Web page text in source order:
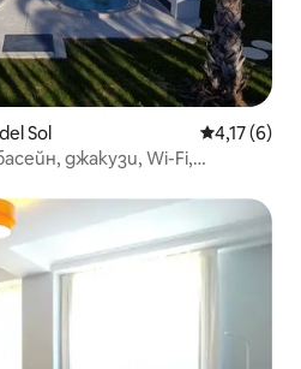
Sol Средна
4,17 (6)
джакузи, Wi-Fi,